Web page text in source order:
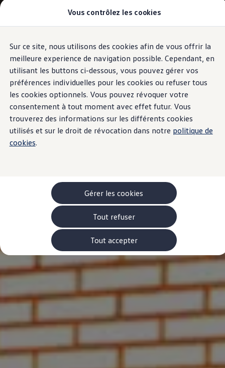
Vous contrôlez les cookies
Sur ce site, nous utilisons des cookies afin de vous offrir la
meilleure experience de navigation possible. Cependant, en
utilisant les buttons ci-dessous, vous pouvez gérer vos
préférences individuelles pour les cookies ou refuser tous
les cookies optionnels. Vous pouvez révoquer votre
consentement à tout moment avec effet futur. Vous
trouverez des informations sur les différents cookies
utilisés et sur le droit de révocation dans notre politique de
cookies.
Tout accepter
Tout refuser
Gérer les cookies
Aller au
contenu
principal
Aller
au
pied
de
page
Modèles et configurateur
Offres pour particuliers
ID. Polo
ID.3 Neo
T-Roc
T-Cross
Taigo
Golf
Tiguan
Tayron
ID.3 GTX FIRE+ICE
Brochure promotionelle
Véhicules en stock
Véhicules d'occasions
-> Volkswagen Financial Services (Leasing)
Listes de prix
Rouler en électrique
Nos véhicules hybrides
Recharge & autonomie
Comment payer ?
Où recharger ?
Comment recharger ?
Garantie et entretien de la batterie
Nos simulateurs
Simulateur de coût de recharge
Simulateur d'autonomie
Simulateur de temps de recharge
-> SWIO - The Energy Company
Propriétaires et Service